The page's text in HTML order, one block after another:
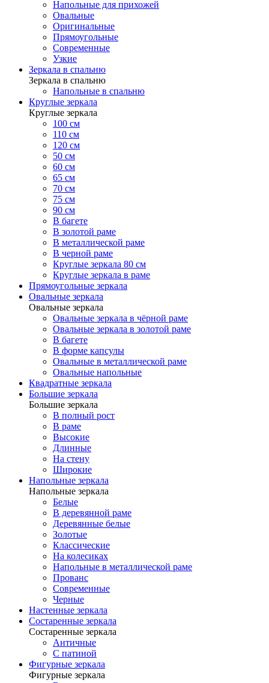
Напольные для прихожей
Овальные
Оригинальные
Прямоугольные
Современные
Узкие
Зеркала в спальню
Зеркала в спальню
Напольные в спальню
Круглые зеркала
Круглые зеркала
100 см
110 см
120 см
50 см
60 см
65 см
70 см
75 см
90 см
В багете
В золотой раме
В металлической раме
В черной раме
Круглые зеркала 80 см
Круглые зеркала в раме
Прямоугольные зеркала
Овальные зеркала
Овальные зеркала
Овальные зеркала в чёрной раме
Овальные зеркала в золотой раме
В багете
В форме капсулы
Овальные в металлической раме
Овальные напольные
Квадратные зеркала
Большие зеркала
Большие зеркала
В полный рост
В раме
Высокие
Длинные
На стену
Широкие
Напольные зеркала
Напольные зеркала
Белые
В деревянной раме
Деревянные белые
Золотые
Классические
На колесиках
Напольные в металлической раме
Прованс
Современные
Черные
Настенные зеркала
Состаренные зеркала
Состаренные зеркала
Античные
С патиной
Фигурные зеркала
Фигурные зеркала